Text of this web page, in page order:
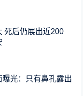
死后仍展出近200
光：只有鼻孔露出